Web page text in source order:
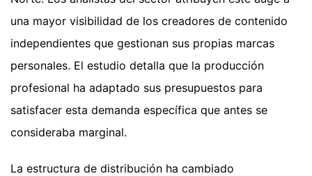
una mayor visibilidad de los creadores de contenido
independientes que gestionan sus propias marcas
personales. El estudio detalla que la producción
profesional ha adaptado sus presupuestos para
satisfacer esta demanda específica que antes se
consideraba marginal.
La estructura de distribución ha cambiado